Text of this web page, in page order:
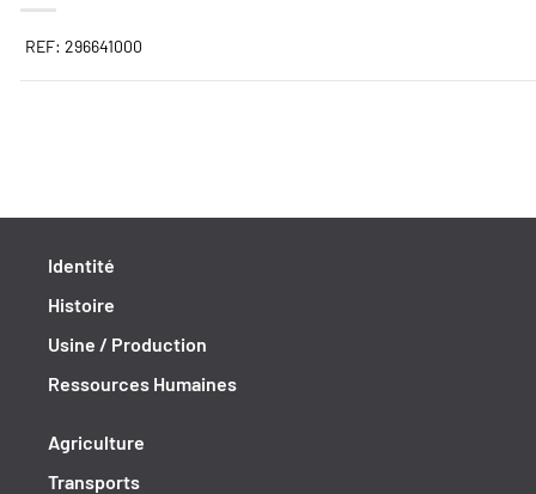
REF: 296641000
Identité
Histoire
Usine / Production
Ressources Humaines
Agriculture
Transports